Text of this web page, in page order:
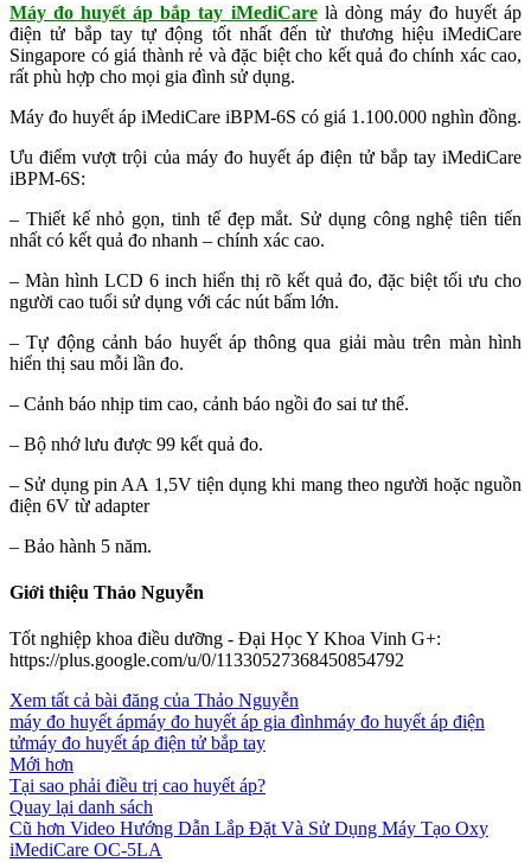
Máy đo huyết áp bắp tay iMediCarelà dòng máy đo huyết áp
điện tử bắp tay tự động tốt nhất đến từ thương hiệu iMediCare
Singapore có giá thành rẻ và đặc biệt cho kết quả đo chính xác cao,
rất phù hợp cho mọi gia đình sử dụng.
Máy đo huyết áp iMediCare iBPM-6S có giá 1.100.000 nghìn đồng.
Ưu điểm vượt trội của máy đo huyết áp điện tử bắp tay iMediCare
iBPM-6S:
– Thiết kế nhỏ gọn, tinh tế đẹp mắt. Sử dụng công nghệ tiên tiến
nhất có kết quả đo nhanh – chính xác cao.
– Màn hình LCD 6 inch hiển thị rõ kết quả đo, đặc biệt tối ưu cho
người cao tuổi sử dụng với các nút bấm lớn.
– Tự động cảnh báo huyết áp thông qua giải màu trên màn hình
hiển thị sau mỗi lần đo.
– Cảnh báo nhịp tim cao, cảnh báo ngồi đo sai tư thế.
– Bộ nhớ lưu được 99 kết quả đo.
– Sử dụng pin AA 1,5V tiện dụng khi mang theo người hoặc nguồn
điện 6V từ adapter
– Bảo hành 5 năm.
Giới thiệu Thảo Nguyễn
Tốt nghiệp khoa điều dưỡng - Đại Học Y Khoa Vinh G+:
https://plus.google.com/u/0/11330527368450854792
Xem tất cả bài đăng của Thảo Nguyễn
máy đo huyết ápmáy đo huyết áp gia đìnhmáy đo huyết áp điện
tửmáy đo huyết áp điện tử bắp tay
Mới hơn
Tại sao phải điều trị cao huyết áp?
Quay lại danh sách
Cũ hơn Video Hướng Dẫn Lắp Đặt Và Sử Dụng Máy Tạo Oxy
iMediCare OC-5LA